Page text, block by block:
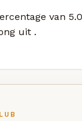
van
uit .